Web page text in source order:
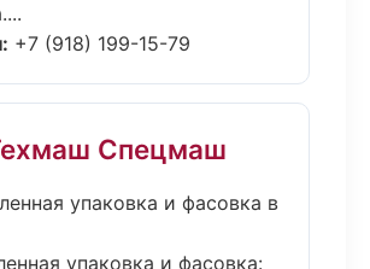
+7 (918) 199-15-79
Спецмаш
упаковка и фасовка в
упаковка и фасовка: